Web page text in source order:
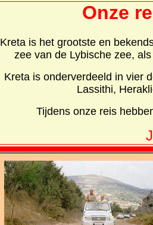
Onze
Kreta is het grootste en
zee van de Lybische zee,
Kreta is onderverdeeld in vier
Lassithi,
Tijdens onze reis